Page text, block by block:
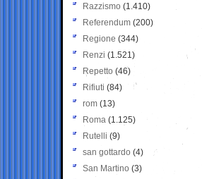
Razzismo (1.410)
Referendum (200)
Regione (344)
Renzi (1.521)
Repetto (46)
Rifiuti (84)
rom (13)
Roma (1.125)
Rutelli (9)
san gottardo (4)
San Martino (3)